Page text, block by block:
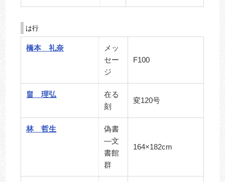
橋本 礼奈
メッ
セー
ジ
F100
畠 理弘
在る
刻
変120号
林 哲生
偽書
―文
書館
群
164×182cm
は行